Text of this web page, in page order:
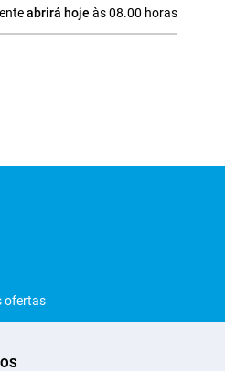
abrirá hoje às08.00 horas
ofertas